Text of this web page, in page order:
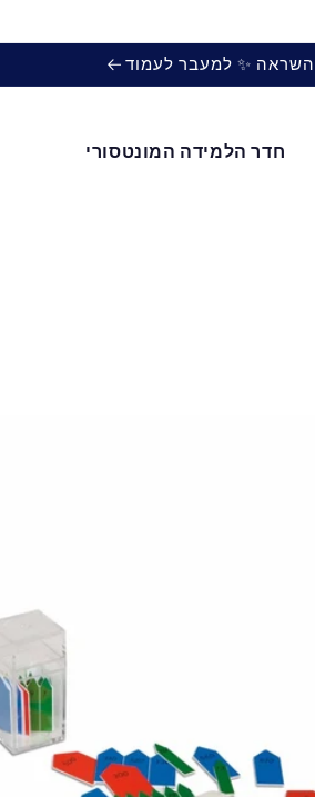
השראה ✨ למעבר לעמוד
חדר הלמידה המונטסורי